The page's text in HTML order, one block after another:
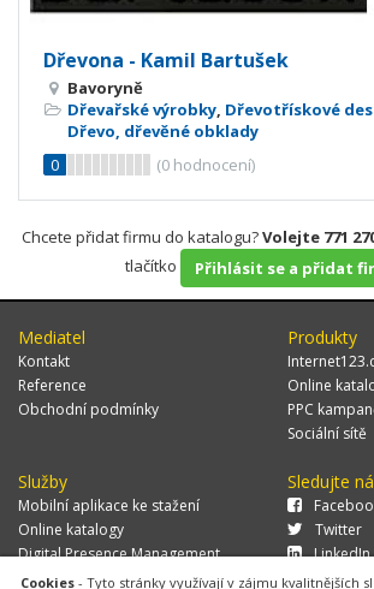
Dřevona - Kamil Bartušek
Bavoryně
Dřevařské výrobky, Dřevotřískové
Dřevo, dřevěné obklady
0
(0 hodnocení)
Chcete přidat firmu do katalogu?Volejte 771
tlačítko
Přihlásit se a přidat
Mediatel
Kontakt
Reference
Obchodní podmínky
Produkty
Online
PPC
Sociální sítě
Služby
Mobilní aplikace ke stažení
Online katalogy
Digital Presence Management
Více zákazníků
Sledujte
Twitter
LinkedIn
Cookies - Tyto stránky využívají v zájmu kvalitnějších